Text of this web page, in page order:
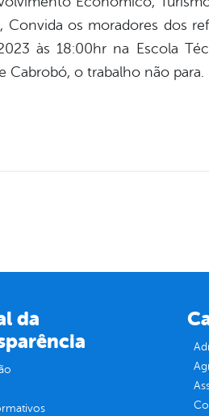
Convida os moradores dos
às 18:00hr na Escola
Cabrobó, o trabalho não para.
da